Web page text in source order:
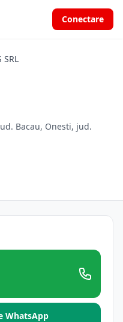
Conectare
SRL
Bacau, Onesti, jud.
WhatsApp